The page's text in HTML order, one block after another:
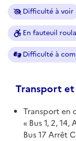
Difficulté à voir
En fauteuil
Difficulté à
Transport
Transport en
Bus 1, 2,
Bus 17 Arrêt